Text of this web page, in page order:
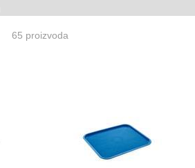
65 proizvoda